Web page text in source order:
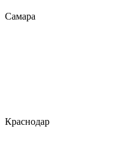
Самара
Краснодар